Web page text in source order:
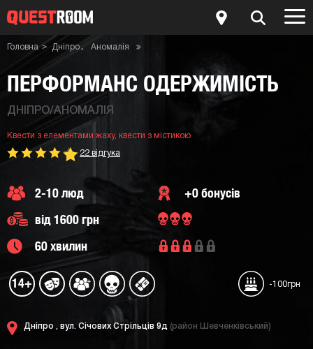
Головна Дніпро
Аномалія
ПЕРФОРМАНС ОДЕРЖИМІСТЬ
ДНІПРО/АНОМАЛІЯ
Квести з елементами жаху, квести з містикою
22 відгука
2-10 люд
+0 бонусів
від 1600 грн
60 хвилин
14+ -100грн
Дніпро , вул. Січових Стрільців 9д (район Шевченківський)